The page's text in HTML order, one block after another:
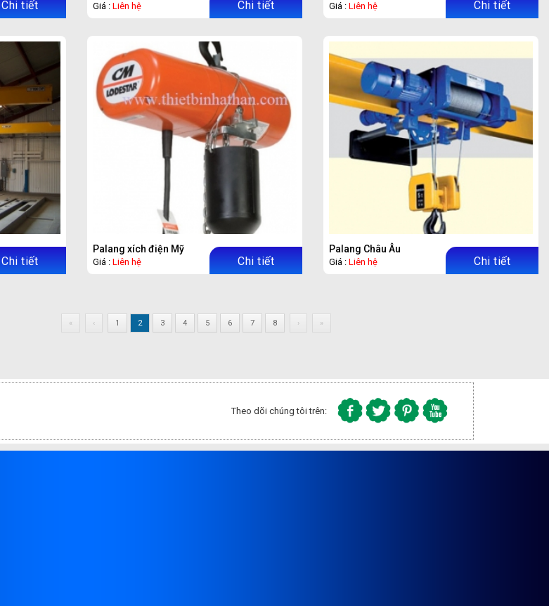
Chi tiết Giá : Liên hệ Chi tiết Giá : Liên hệ Chi tiết
Chi tiết
Palang xích điện Mỹ
Giá : Liên hệ Chi tiết
Palang Châu Âu
Giá : Liên hệ Chi tiết
« ‹ 1 2 3 4 5 6 7 8 › »
Theo dõi chúng tôi trên: